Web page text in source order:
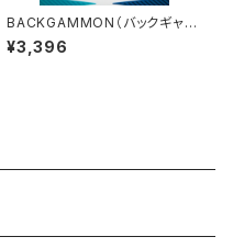
BACKGAMMON（バックギャモ
ン）
¥3,396